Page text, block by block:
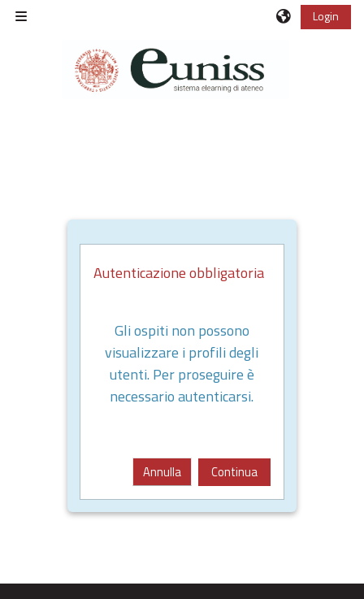
Vai al contenuto principale
Login
Autenticazione obbligatoria
Gli ospiti non possono
visualizzare i profili degli
utenti. Per proseguire è
necessario autenticarsi.
Annulla Continua